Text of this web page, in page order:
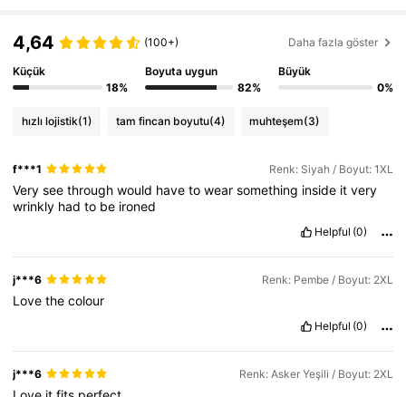
4,73 650K Takipçiler
4,73 650K Takipçiler
4,73 650K Takipçiler
4,73
4,64 (100+) Daha fazla göster
Küçük
18%
Boyuta uygun
82%
Büyük
0%
hızlı lojistik(1) tam fincan boyutu(4) muhteşem(3)
f***1 Renk: Siyah / Boyut: 1XL
Veryseethroughwould havetowearsomething inside itvery
wrinkly hadto be ironed
Helpful (0)
j***6 Renk: Pembe / Boyut: 2XL
Lovethecolour
Helpful (0)
j***6 Renk: Asker Yeşili / Boyut: 2XL